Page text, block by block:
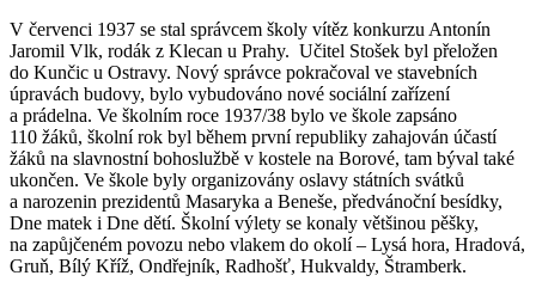
V červenci 1937 se stal správcem školy vítěz konkurzu Antonín
Jaromil Vlk, rodák z Klecan u Prahy. Učitel Stošek byl přeložen
do Kunčic u Ostravy. Nový správce pokračoval ve stavebních
úpravách budovy, bylo vybudováno nové sociální zařízení
a prádelna. Ve školním roce 1937/38 bylo ve škole zapsáno
110 žáků, školní rok byl během první republiky zahajován účastí
žáků na slavnostní bohoslužbě v kostele na Borové, tam býval také
ukončen. Ve škole byly organizovány oslavy státních svátků
a narozenin prezidentů Masaryka a Beneše, předvánoční besídky,
Dne matek i Dne dětí. Školní výlety se konaly většinou pěšky,
na zapůjčeném povozu nebo vlakem do okolí – Lysá hora, Hradová,
Gruň, Bílý Kříž, Ondřejník, Radhošť, Hukvaldy, Štramberk.